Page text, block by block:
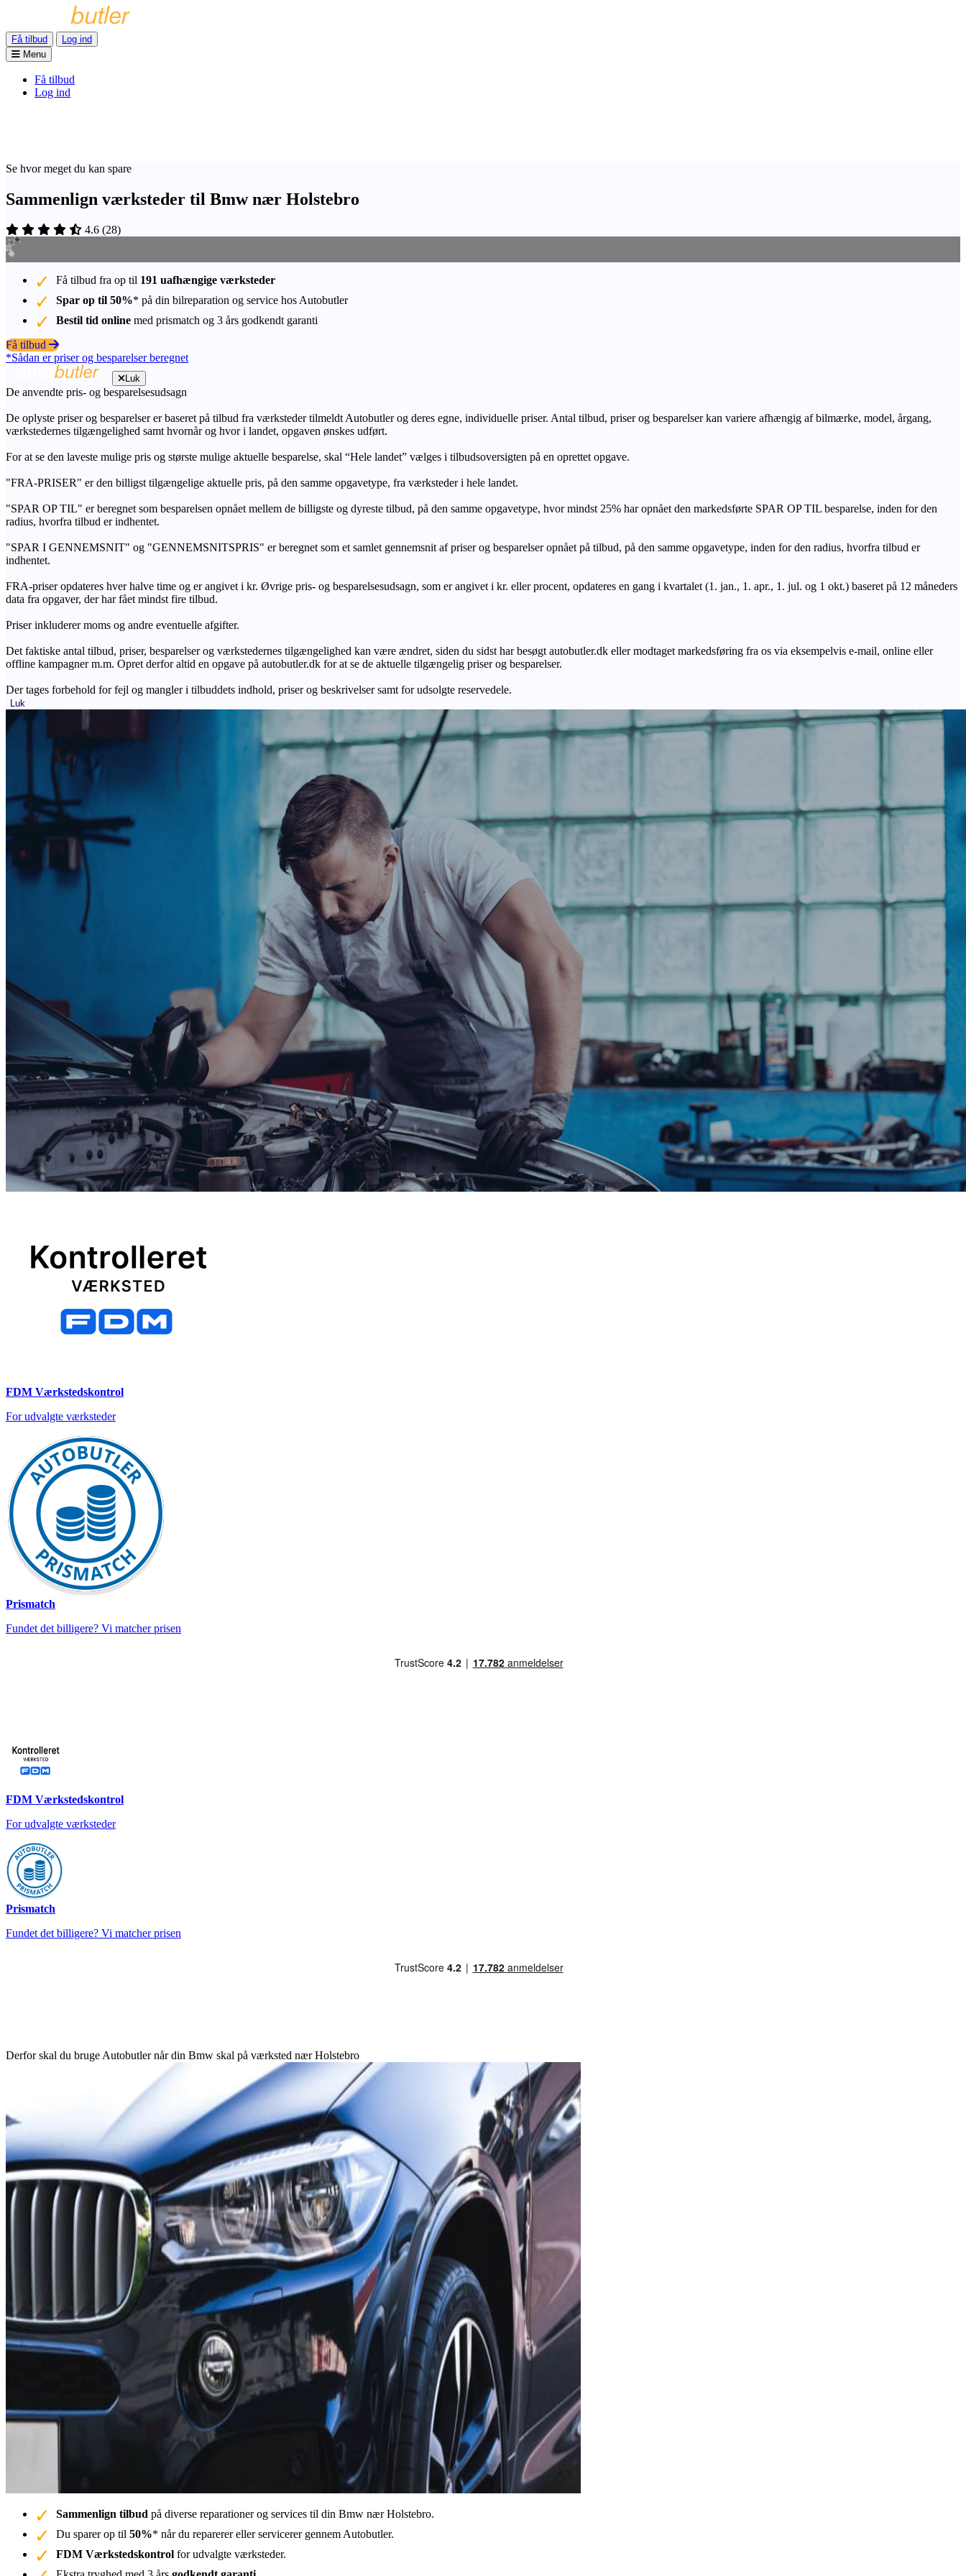
Få tilbud
Log ind
Menu
Få tilbud
Log ind
Se hvor meget du kan spare
Sammenlign værksteder til Bmw nær Holstebro
4.6 (28)
Få tilbud fra op til 191 uafhængige værksteder
Spar op til 50%* på din bilreparation og service hos Autobutler
Bestil tid online med prismatch og 3 års godkendt garanti
Få tilbud
*Sådan er priser og besparelser beregnet
Luk
De anvendte pris- og besparelsesudsagn
De oplyste priser og besparelser er baseret på tilbud fra værksteder tilmeldt Autobutler og deres egne, individuelle priser. Antal tilbud, priser og besparelser kan variere afhængig af bilmærke, model, årgang,
værkstedernes tilgængelighed samt hvornår og hvor i landet, opgaven ønskes udført.
For at se den laveste mulige pris og største mulige aktuelle besparelse, skal “Hele landet” vælges i tilbudsoversigten på en oprettet opgave.
"FRA-PRISER" er den billigst tilgængelige aktuelle pris, på den samme opgavetype, fra værksteder i hele landet.
"SPAR OP TIL" er beregnet som besparelsen opnået mellem de billigste og dyreste tilbud, på den samme opgavetype, hvor mindst 25% har opnået den markedsførte SPAR OP TIL besparelse, inden for den
radius, hvorfra tilbud er indhentet.
"SPAR I GENNEMSNIT" og "GENNEMSNITSPRIS" er beregnet som et samlet gennemsnit af priser og besparelser opnået på tilbud, på den samme opgavetype, inden for den radius, hvorfra tilbud er
indhentet.
FRA-priser opdateres hver halve time og er angivet i kr. Øvrige pris- og besparelsesudsagn, som er angivet i kr. eller procent, opdateres en gang i kvartalet (1. jan., 1. apr., 1. jul. og 1 okt.) baseret på 12 måneders
data fra opgaver, der har fået mindst fire tilbud.
Priser inkluderer moms og andre eventuelle afgifter.
Det faktiske antal tilbud, priser, besparelser og værkstedernes tilgængelighed kan være ændret, siden du sidst har besøgt autobutler.dk eller modtaget markedsføring fra os via eksempelvis e-mail, online eller
offline kampagner m.m. Opret derfor altid en opgave på autobutler.dk for at se de aktuelle tilgængelig priser og besparelser.
Der tages forbehold for fejl og mangler i tilbuddets indhold, priser og beskrivelser samt for udsolgte reservedele.
Luk
FDM Værkstedskontrol
For udvalgte værksteder
Prismatch
Fundet det billigere? Vi matcher prisen
FDM Værkstedskontrol
For udvalgte værksteder
Prismatch
Fundet det billigere? Vi matcher prisen
Derfor skal du bruge Autobutler når din Bmw skal på værksted nær Holstebro
Sammenlign tilbud på diverse reparationer og services til din Bmw nær Holstebro.
Du sparer op til 50%* når du reparerer eller servicerer gennem Autobutler.
FDM Værkstedskontrol for udvalgte værksteder.